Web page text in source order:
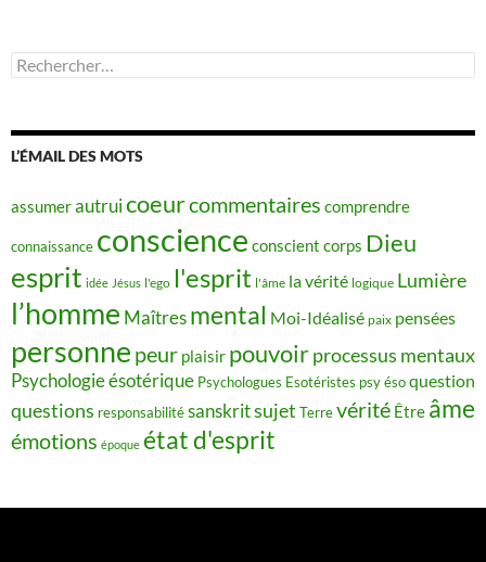
Rechercher :
L’ÉMAIL DES MOTS
assumerautruicoeurcommentaires comprendre
connaissance conscience conscient corps Dieu
esprit idée Jésus l'ego l'esprit l'âme la vérité logique Lumière
l’homme Maîtres mental Moi-Idéalisé paix pensées
personne peur plaisir pouvoirprocessus mentaux
Psychologie ésotérique Psychologues Esotéristes psy ésoquestion
questions responsabilitésanskritsujet Terrevérité Être âme
émotions époque état d'esprit